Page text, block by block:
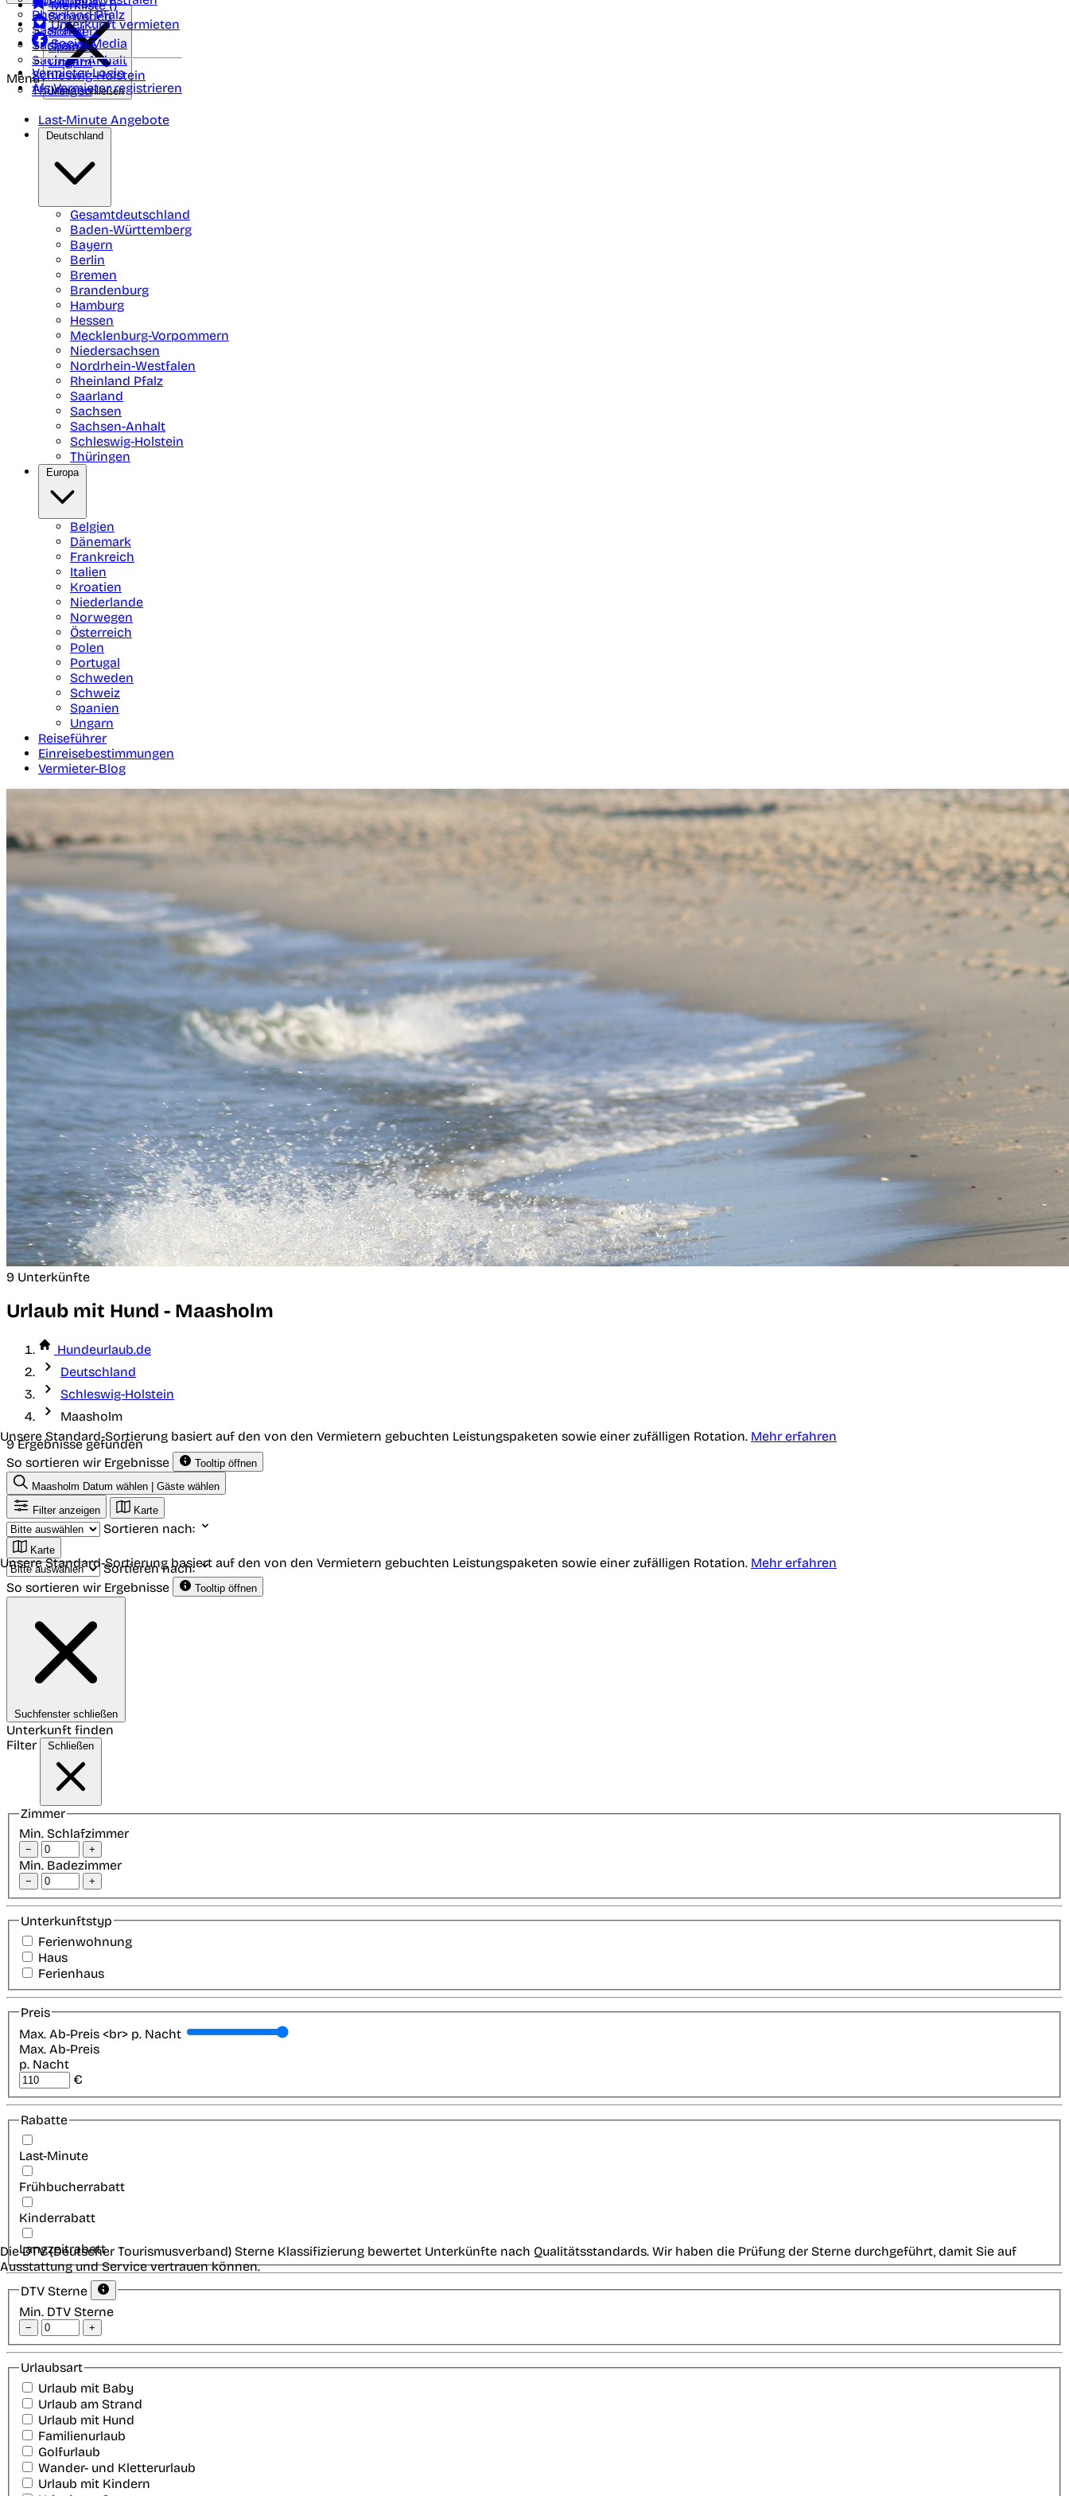
Rheinland Pfalz
Saarland
Sachsen
Sachsen-Anhalt
Schleswig-Holstein
Thüringen
Schweden
Schweiz
Spanien
Ungarn
Merkliste ()
Unterkunft vermieten
Social Media
Vermieter-Login
Als Vermieter registrieren
Menü
Menü schließen
Last-Minute Angebote
Deutschland
Gesamtdeutschland
Baden-Württemberg
Bayern
Berlin
Bremen
Brandenburg
Hamburg
Hessen
Mecklenburg-Vorpommern
Niedersachsen
Nordrhein-Westfalen
Rheinland Pfalz
Saarland
Sachsen
Sachsen-Anhalt
Schleswig-Holstein
Thüringen
Europa
Belgien
Dänemark
Frankreich
Italien
Kroatien
Niederlande
Norwegen
Österreich
Polen
Portugal
Schweden
Schweiz
Spanien
Ungarn
Reiseführer
Einreisebestimmungen
Vermieter-Blog
9 Unterkünfte
Urlaub mit Hund - Maasholm
Hundeurlaub.de
Deutschland
Schleswig-Holstein
Maasholm
9 Ergebnisse gefunden
So sortieren wir Ergebnisse
Tooltip öffnen
Unsere Standard-Sortierung basiert auf den von den Vermietern gebuchten Leistungspaketen sowie einer zufälligen Rotation. Mehr erfahren
Maasholm Datum wählen | Gäste wählen
Filter anzeigen
Karte
Sortieren nach:
Karte
Sortieren nach:
So sortieren wir Ergebnisse
Tooltip öffnen
Unsere Standard-Sortierung basiert auf den von den Vermietern gebuchten Leistungspaketen sowie einer zufälligen Rotation. Mehr erfahren
Suchfenster schließen
Unterkunft finden
Filter
Schließen
Zimmer
Min. Schlafzimmer
− +
Min. Badezimmer
− +
Unterkunftstyp
Ferienwohnung
Haus
Ferienhaus
Preis
Max. Ab-Preis <br> p. Nacht
Max. Ab-Preis
p. Nacht
€
Rabatte
Last-Minute
Frühbucherrabatt
Kinderrabatt
Langzeitrabatt
DTV Sterne
Min. DTV Sterne
− +
Die DTV (Deutscher Tourismusverband) Sterne Klassifizierung bewertet Unterkünfte nach Qualitätsstandards. Wir haben die Prüfung der Sterne durchgeführt, damit Sie auf
Ausstattung und Service vertrauen können.
Urlaubsart
Urlaub mit Baby
Urlaub am Strand
Urlaub mit Hund
Familienurlaub
Golfurlaub
Wander- und Kletterurlaub
Urlaub mit Kindern